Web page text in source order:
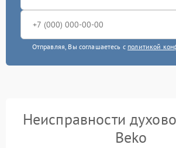
Отправляя, Вы соглашаетесь с политикой
Неисправности
Beko